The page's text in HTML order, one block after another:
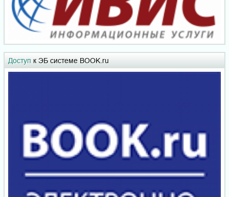
Доступ к ЭБ системе BOOK.ru